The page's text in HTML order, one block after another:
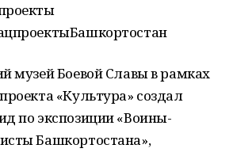
музей Боевой Славы в рамках
«Культура» создал
по экспозиции «Воины-
Башкортостана»,